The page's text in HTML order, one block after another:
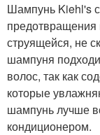
Шампунь Kiehl's
струящейся, не
шампуня
волос, так как
которые
шампунь лучше
кондиционером.